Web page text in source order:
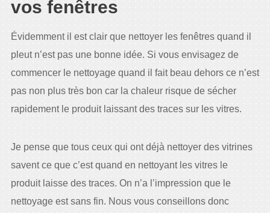
vos fenêtres
Évidemment il est clair que nettoyer les fenêtres quand il
pleut n’est pas une bonne idée. Si vous envisagez de
commencer le nettoyage quand il fait beau dehors ce n’est
pas non plus très bon car la chaleur risque de sécher
rapidement le produit laissant des traces sur les vitres.
Je pense que tous ceux qui ont déjà nettoyer des vitrines
savent ce que c’est quand en nettoyant les vitres le
produit laisse des traces. On n’a l’impression que le
nettoyage est sans fin. Nous vous conseillons donc